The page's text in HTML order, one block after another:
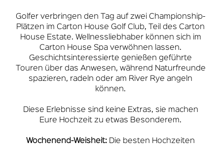
Golfer verbringen den Tag auf zwei Championship-
Plätzen im Carton House Golf Club, Teil des Carton
House Estate. Wellnessliebhaber können sich im
Carton House Spa verwöhnen lassen.
Geschichtsinteressierte genießen geführte
Touren über das Anwesen, während Naturfreunde
spazieren, radeln oder am River Rye angeln
können.
Diese Erlebnisse sind keine Extras, sie machen
Eure Hochzeit zu etwas Besonderem.
Wochenend-Weisheit: Die besten Hochzeiten